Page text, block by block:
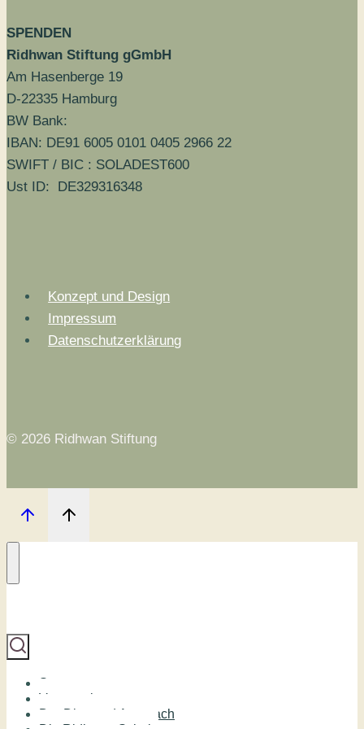
SPENDEN
Ridhwan Stiftung gGmbH
Am Hasenberge 19
D-22335 Hamburg
BW Bank:
IBAN: DE91 6005 0101 0405 2966 22
SWIFT / BIC : SOLADEST600
Ust ID: DE329316348
Konzept und Design
Impressum
Datenschutzerklärung
© 2026 Ridhwan Stiftung
Start
Veranstaltungen
Der Diamond Approach